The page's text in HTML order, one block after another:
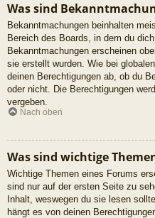
Was sind
Bekanntmachungen beinhalten
Bereich des Boards, in dem du
Bekanntmachungen erscheinen
sie erstellt wurden. Wie bei
deinen Berechtigungen ab, ob du
oder nicht. Die Berechtigungen
vergeben.
Nach oben
Was sind wichtige
Wichtige Themen eines Forums
sind nur auf der ersten Seite zu
Inhalt, weswegen du sie lesen
hängt es von deinen